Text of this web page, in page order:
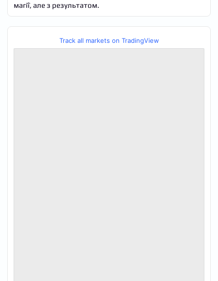
магії, але з результатом.
Track all markets on TradingView